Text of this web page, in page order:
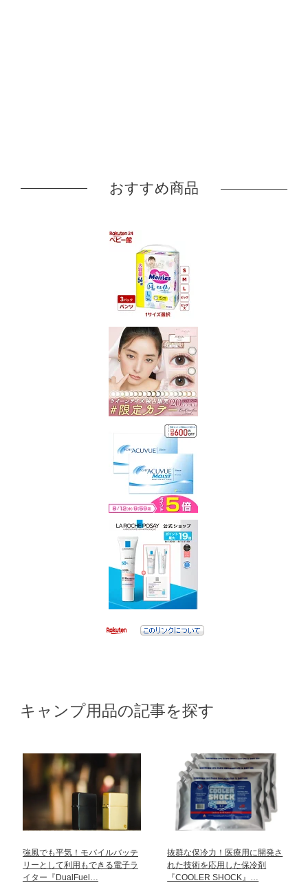
おすすめ商品
キャンプ用品の記事を探す
強風でも平気！モバイルバッテ
リーとして利用もできる電子ラ
イター『DualFuel…
抜群な保冷力！医療用に開発さ
れた技術を応用した保冷剤
『COOLER SHOCK』…